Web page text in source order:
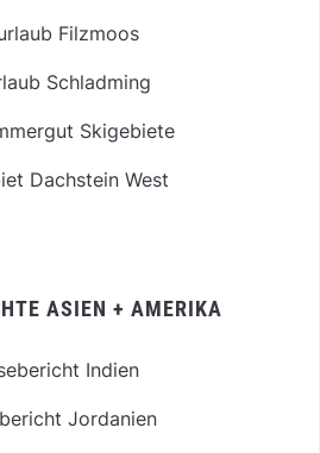
Filzmoos
Schladming
Skigebiete
Dachstein West
ASIEN + AMERIKA
Indien
Jordanien